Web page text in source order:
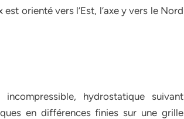
orienté vers l’Est, l’axe y vers le Nord
hydrostatique suivant
en différences finies sur une grille